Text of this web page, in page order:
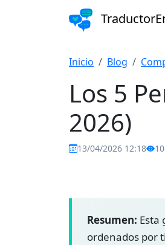
Inicio Blog
Los 5
2026)
13/04/2026 12:18
Resumen: Esta
ordenados por